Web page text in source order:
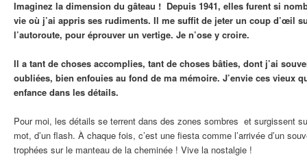
Imaginez la dimension du gâteau ! Depuis 1941, elles furent si
vie où j’ai appris ses rudiments. Il me suffit de jeter un coup d’œil
l’autoroute, pour éprouver un vertige. Je n’ose y croire.
Il a tant de choses accomplies, tant de choses bâties, dont j’ai
oubliées, bien enfouies au fond de ma mémoire. J’envie ces vieux
enfance dans les détails.
Pour moi, les détails se terrent dans des zones sombres et surgissent
mot, d’un flash. À chaque fois, c’est une fiesta comme l’arrivée d’un
trophées sur le manteau de la cheminée ! Vive la nostalgie !